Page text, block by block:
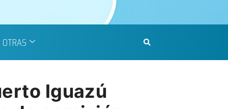
OTRAS
Iguazú